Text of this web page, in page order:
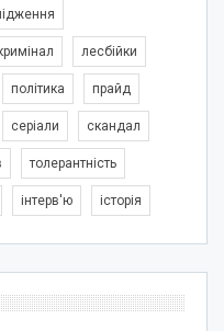
лесбійки
політика прайд
серіали скандал
толерантність
інтерв'ю історія